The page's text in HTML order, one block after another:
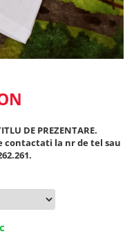
DE PREZENTARE.
contactati la nr de tel sau